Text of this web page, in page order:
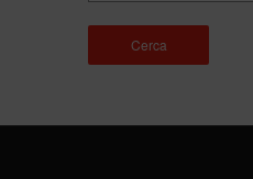
Cerca